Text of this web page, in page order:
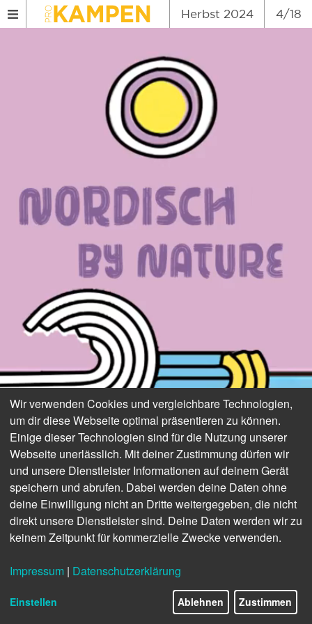
Herbst 2024 4/18
Wir verwenden Cookies und vergleichbare Technologien,
um dir diese Webseite optimal präsentieren zu können.
Einige dieser Technologien sind für die Nutzung unserer
Webseite unerlässlich. Mit deiner Zustimmung dürfen wir
und unsere Dienstleister Informationen auf deinem Gerät
speichern und abrufen. Dabei werden deine Daten ohne
deine Einwilligung nicht an Dritte weitergegeben, die nicht
direkt unsere Dienstleister sind. Deine Daten werden wir zu
keinem Zeitpunkt für kommerzielle Zwecke verwenden.
Impressum | Datenschutzerklärung
Einstellen Ablehnen Zustimmen